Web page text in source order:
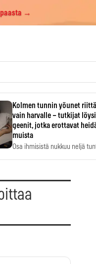
→
Kolmen tunnin yöunet
vain harvalle – tutkijat
geenit, jotka erottavat
muista
Osa ihmisistä nukkuu neljä